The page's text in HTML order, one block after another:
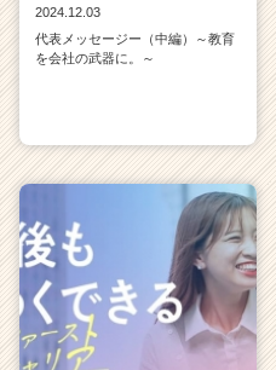
2024.12.03
代表メッセージー（中編）～教育
を会社の武器に。～